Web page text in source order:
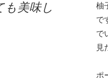
も美味し
柚
で
で
見
ポ